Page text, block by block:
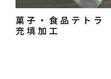
菓子・食品テトラ
充填加工